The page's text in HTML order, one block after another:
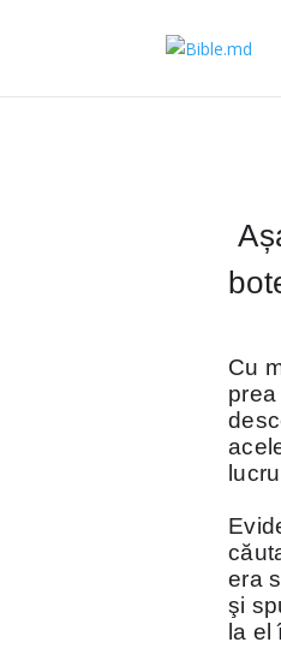
Cu
era
şi
la el